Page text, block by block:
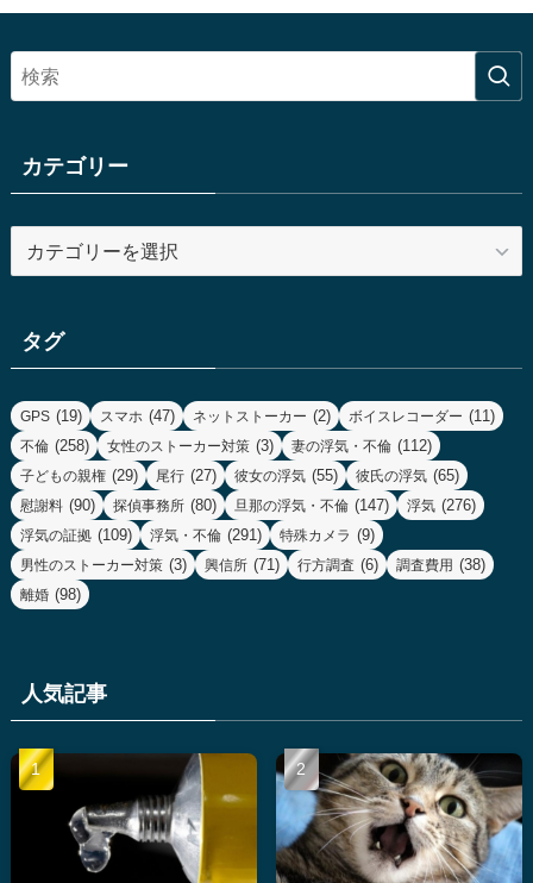
カテゴリー
テ
ー
タグ
GPS (19) スマホ (47) ネットストーカー (2) ボイスレコーダー (11)
不倫 (258) 女性のストーカー対策 (3) 妻の浮気・不倫 (112)
子どもの親権 (29) 尾行 (27) 彼女の浮気 (55) 彼氏の浮気 (65)
慰謝料 (90) 探偵事務所 (80) 旦那の浮気・不倫 (147) 浮気 (276)
浮気の証拠 (109) 浮気・不倫 (291) 特殊カメラ (9)
男性のストーカー対策 (3) 興信所 (71) 行方調査 (6) 調査費用 (38)
離婚 (98)
人気記事